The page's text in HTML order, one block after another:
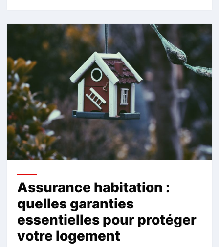
Assurance habitation :
quelles garanties
essentielles pour protéger
votre logement